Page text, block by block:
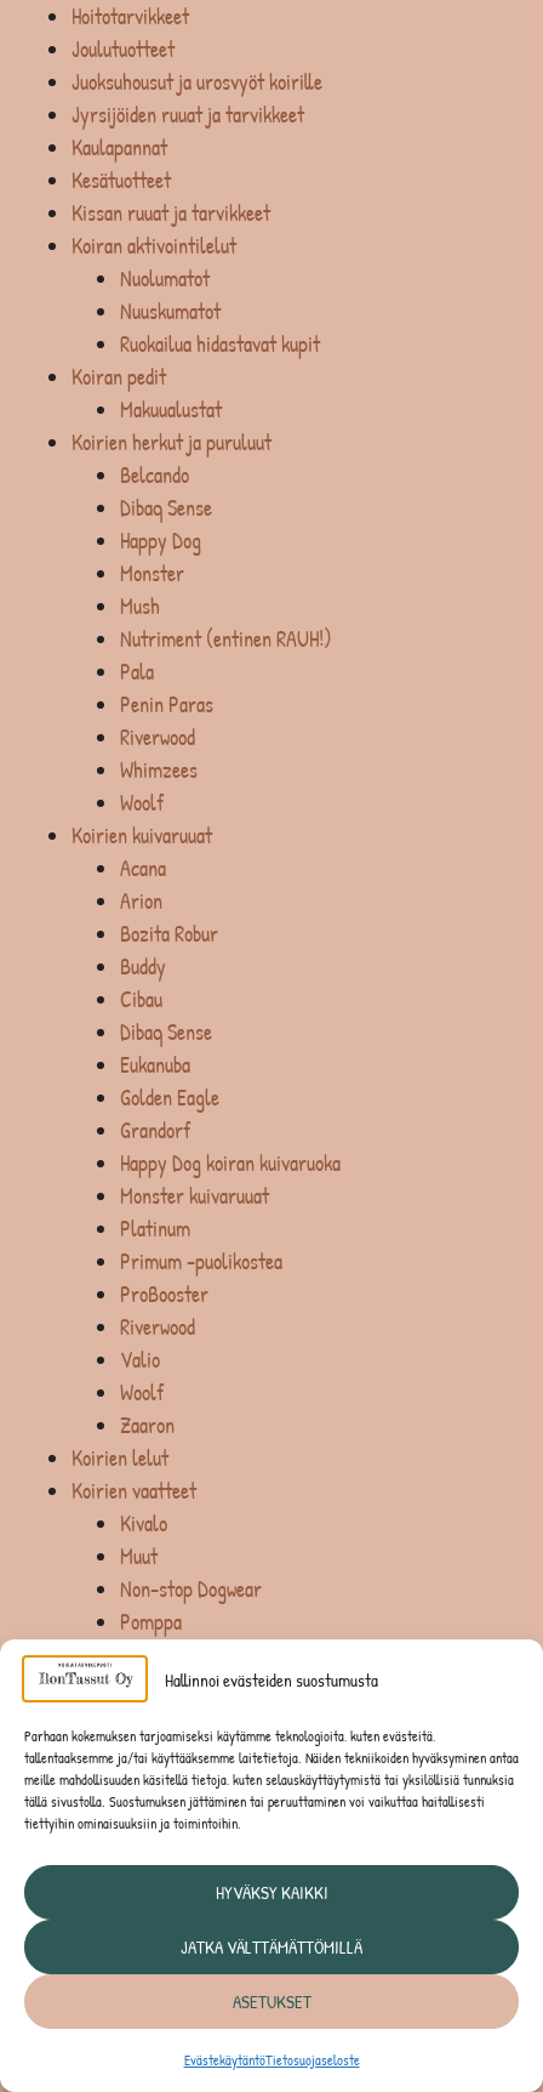
Hallinnoi evästeiden suostumusta
Parhaan kokemuksen tarjoamiseksi käytämme teknologioita, kuten evästeitä,
tallentaaksemme ja/tai käyttääksemme laitetietoja. Näiden tekniikoiden hyväksyminen antaa
meille mahdollisuuden käsitellä tietoja, kuten selauskäyttäytymistä tai yksilöllisiä tunnuksia
tällä sivustolla. Suostumuksen jättäminen tai peruuttaminen voi vaikuttaa haitallisesti
tiettyihin ominaisuuksiin ja toimintoihin.
HYVÄKSY KAIKKI
JATKA VÄLTTÄMÄTTÖMILLÄ
ASETUKSET
EvästekäytäntöTietosuojaseloste
Hoitotarvikkeet
Joulutuotteet
Juoksuhousut ja urosvyöt koirille
Jyrsijöiden ruuat ja tarvikkeet
Kaulapannat
Kesätuotteet
Kissan ruuat ja tarvikkeet
Koiran aktivointilelut
Nuolumatot
Nuuskumatot
Ruokailua hidastavat kupit
Koiran pedit
Makuualustat
Koirien herkut ja puruluut
Belcando
Dibaq Sense
Happy Dog
Monster
Mush
Nutriment (entinen RAUH!)
Pala
Penin Paras
Riverwood
Whimzees
Woolf
Koirien kuivaruuat
Acana
Arion
Bozita Robur
Buddy
Cibau
Dibaq Sense
Eukanuba
Golden Eagle
Grandorf
Happy Dog koiran kuivaruoka
Monster kuivaruuat
Platinum
Primum -puolikostea
ProBooster
Riverwood
Valio
Woolf
Zaaron
Koirien lelut
Koirien vaatteet
Kivalo
Muut
Non-stop Dogwear
Pomppa
Rukka
Lahjakortit
Buddy
EffeBalance
Jakke
Muut tarvikkeet
Non-stop Dogwear